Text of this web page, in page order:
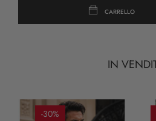
CARRELLO
IN
-30%